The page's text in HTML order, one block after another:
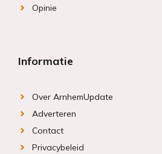
Opinie
Informatie
Over ArnhemUpdate
Adverteren
Contact
Privacybeleid